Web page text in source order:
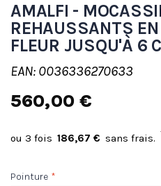
AMALFI -
REHAUSSANTS
FLEUR JUSQU'À 6
EAN: 0036336270633
560,00 €
186,67 €
Pointure *